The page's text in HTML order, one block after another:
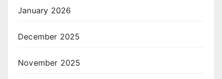
January 2026
December 2025
November 2025